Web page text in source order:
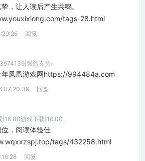
，让人读后产生共鸣。
tags-28.html
回复
强烈支持~
年凤凰游戏网https://994484a.com
07:20:39 回复
|16:00游戏下载|16:00
，阅读体验佳
tags/432258.html
回复